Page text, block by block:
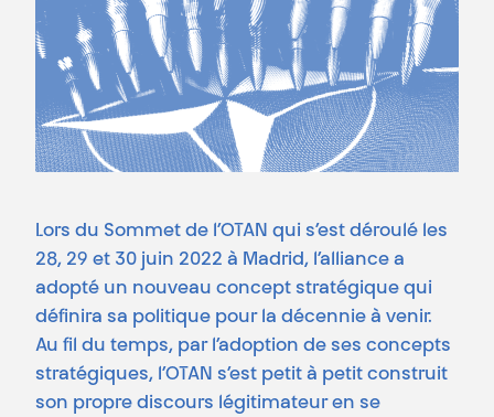
Lors du Sommet de l’OTAN qui s’est déroulé les
28, 29 et 30 juin 2022 à Madrid, l’alliance a
adopté un nouveau concept stratégique qui
définira sa politique pour la décennie à venir.
Au fil du temps, par l’adoption de ses concepts
stratégiques, l’OTAN s’est petit à petit construit
son propre discours légitimateur en se